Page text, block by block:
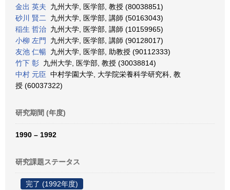
金出 英夫 九州大学, 医学部, 教授 (80038851)
砂川 賢二
九州大学, 医学部, 講師 (50163043)
稲生 哲治 九州大学, 医学部, 講師 (10159965)
小柳 左門
九州大学, 医学部, 講師 (90128017)
友池 仁暢 九州大学, 医学部, 助教授 (90112333)
竹下 彰 九州大学, 医学部, 教授 (30038814)
中村 元臣 中村学園大学, 大学院栄養科学研究科, 教
授 (60037322)
研究期間 (年度)
1990 – 1992
研究課題ステータス
完了 (1992年度)